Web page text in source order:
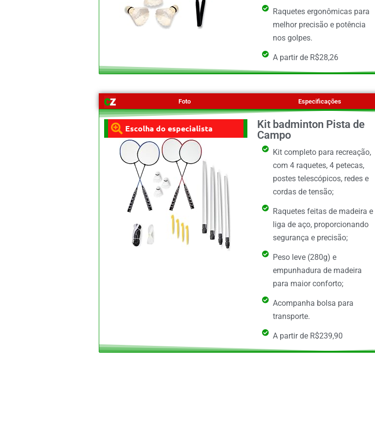
Raquetes ergonômicas para
melhor precisão e potência
nos golpes.
A partir de R$28,26
Foto Especificações
Escolha do especialista
Kit badminton Pista de
Campo
Kit completo para recreação,
com 4 raquetes, 4 petecas,
postes telescópicos, redes e
cordas de tensão;
Raquetes feitas de madeira e
liga de aço, proporcionando
segurança e precisão;
Peso leve (280g) e
empunhadura de madeira
para maior conforto;
Acompanha bolsa para
transporte.
A partir de R$239,90